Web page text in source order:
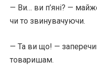
— Ви… ви п’яні? —
чи то звинувачуючи.
— Та ви що! —
товаришам.